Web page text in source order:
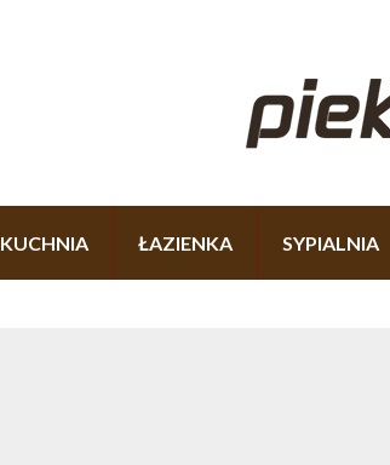
KUCHNIA ŁAZIENKA SYPIALNIA